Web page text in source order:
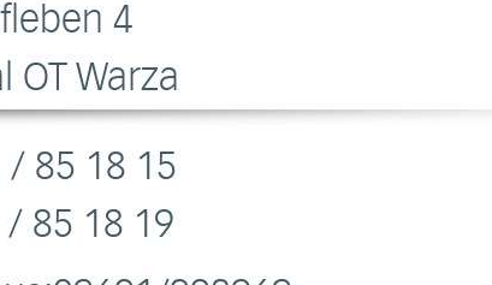
4
OT Warza
/ 85 18 15
/ 85 18 19